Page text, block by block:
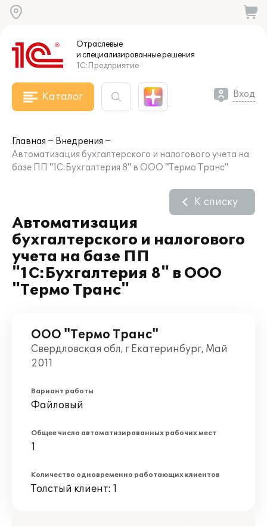
Отраслевые
и специализированныерешения
1С:Предприятие
Каталог Вход
Главная
Внедрения
Автоматизация бухгалтерского и налогового учета на
базе ПП "1С:Бухгалтерия 8" в ООО "Термо Транс"
Автоматизация
бухгалтерского и налогового
учета на базе ПП
"1С:Бухгалтерия 8" в ООО
"Термо Транс"
К списку
ООО "Термо Транс"
Свердловская обл, г Екатеринбург, Май
2011
Вариант работы
Файловый
Общее число автоматизированных рабочих мест
1
Количество одновременно работающих клиентов
Толстый клиент: 1